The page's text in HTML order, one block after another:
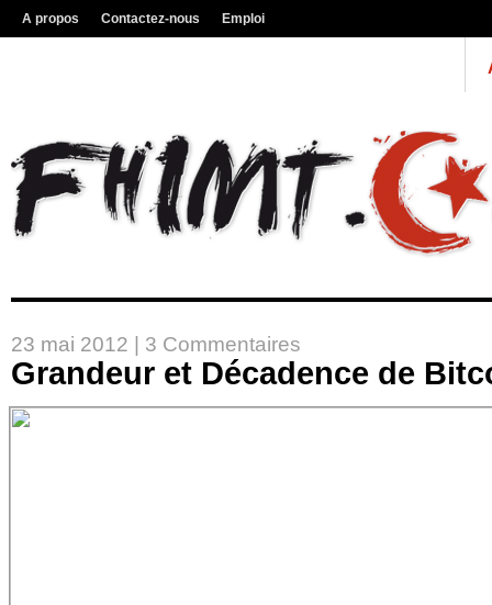
A propos Contactez-nous Emploi
23 mai 2012 | 3 Commentaires
Grandeur et Décadence de